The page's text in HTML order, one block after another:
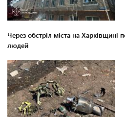
Через обстріл міста на Харківщині
людей